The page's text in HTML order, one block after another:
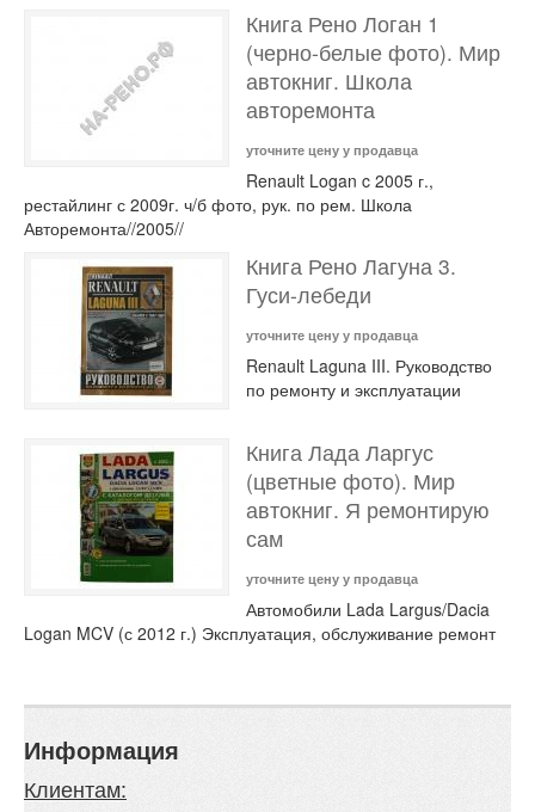
Книга Рено Логан 1
(черно-белые фото). Мир
автокниг. Школа
авторемонта
уточните цену у продавца
Renault Logan c 2005 г.,
рестайлинг с 2009г. ч/б фото, рук. по рем. Школа
Авторемонта//2005//
Книга Рено Лагуна 3.
Гуси-лебеди
уточните цену у продавца
Renault Laguna III. Руководство
по ремонту и эксплуатации
Книга Лада Ларгус
(цветные фото). Мир
автокниг. Я ремонтирую
сам
уточните цену у продавца
Автомобили Lada Largus/Dacia
Logan MCV (с 2012 г.) Эксплуатация, обслуживание ремонт
Информация
Клиентам: